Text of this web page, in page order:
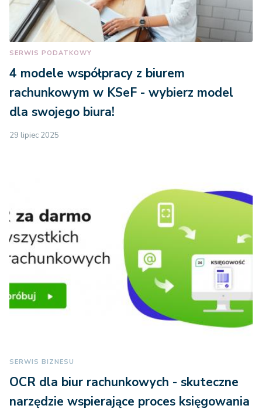
SERWIS PODATKOWY
4 modele współpracy z biurem
rachunkowym w KSeF - wybierz model
dla swojego biura!
29 lipiec 2025
SERWIS BIZNESU
OCR dla biur rachunkowych - skuteczne
narzędzie wspierające proces księgowania